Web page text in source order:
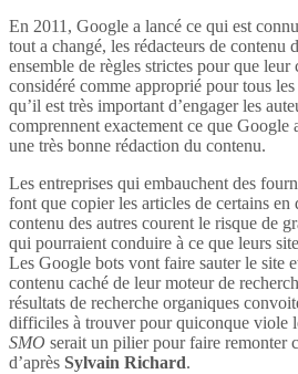
En 2011, Google a lancé ce qui est
tout a changé, les rédacteurs de contenu
ensemble de règles strictes pour que leur
considéré comme approprié pour tous
qu’il est très important d’engager les
comprennent exactement ce que Google
une très bonne rédaction du contenu.
Les entreprises qui embauchent des
font que copier les articles de certains
contenu des autres courent le risque de
qui pourraient conduire à ce que leurs
Les Google bots vont faire sauter le site
contenu caché de leur moteur de
résultats de recherche organiques
difficiles à trouver pour quiconque viole
SMO serait un pilier pour faire remonter
d’après Sylvain Richard.